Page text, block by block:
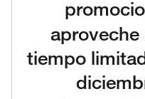
tiempo